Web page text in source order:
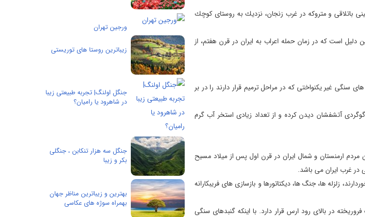
لبه آتشفشانی در زمینی باتلاقی و متروكه در غرب زنجان، نزدیك به روستای كوچك
دلیل است كه در زمان حمله اعراب به ایران در قرن هفتم، از
سنگی غیر یكنواختی كه در مراحل ترمیم قرار دارند را در بر
گوگردی آتشفشان دیدن كرده و از تعداد زیادی استخر آب گرم
مردم ارمنستان و شمال ایران در قرن اول پس از میلاد مسیح
در غرب ایران می باشد.
از اهمیت برخوردارند، زلزله ها، جنگ ها، دیكتاتورها و بازسازی های فریبكارانه
در بالای رود ارس قرار دارد. با اینكه گنبدهای سنگی
ورجین تهران
زیباترین روستا های توریستی
جنگل اولنگ| تجربه طبیعتی زیبا
در شاهرود یا رامیان؟
جنگل سه هزار تنکابن ، جنگلی
بکر و زیبا
بهترین و زیباترین مناظر جهان
بهمراه سوژه های عکاسی